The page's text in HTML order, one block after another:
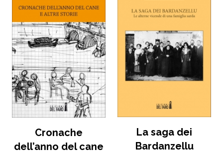
Cronache
dell’anno del cane
La saga dei
Bardanzellu